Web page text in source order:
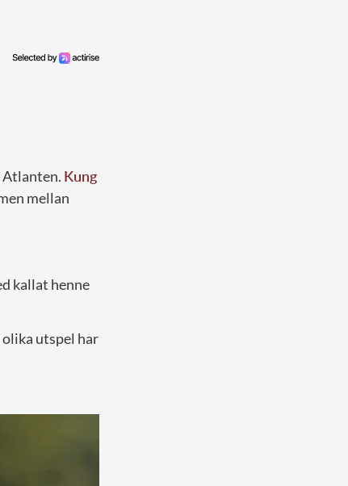
Atlanten. Kung
mellan
kallat henne
utspel har